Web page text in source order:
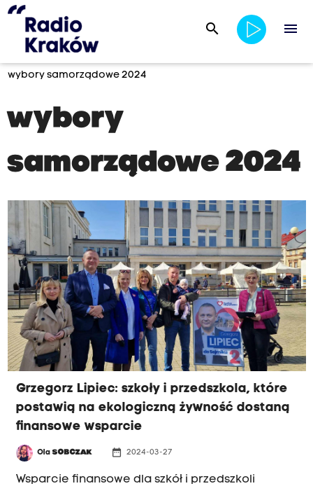
search menu
wybory samorządowe 2024
wybory
samorządowe 2024
Grzegorz Lipiec: szkoły i przedszkola, które
postawią na ekologiczną żywność dostaną
finansowe wsparcie
OlaSOBCZAK date_range 2024-03-27
Wsparcie finansowe dla szkół i przedszkoli